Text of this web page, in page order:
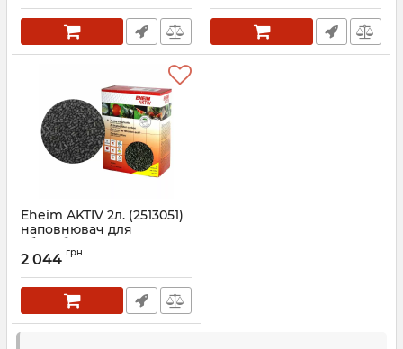
Eheim AKTIV 2л. (2513051)
наповнювач для
абсорбуючого очищення
Артикул: 2513051
2 044 грн